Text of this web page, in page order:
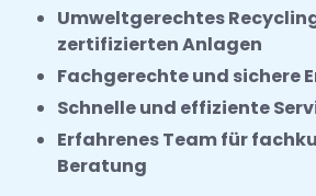
Umweltgerechtes
zertifizierten Anlagen
Fachgerechte und sichere
Schnelle und effiziente
Erfahrenes Team für
Beratung